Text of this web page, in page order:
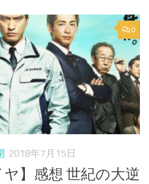
0
2018年7月15日
】感想 世紀の大逆